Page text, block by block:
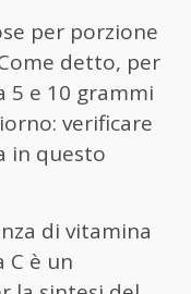
per porzione
detto, per
5 e 10 grammi
verificare
in questo
di vitamina
C è un